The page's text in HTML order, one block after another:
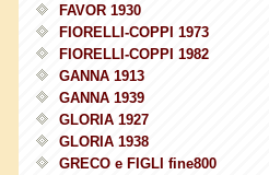
FAVOR 1930
FIORELLI-COPPI 1973
FIORELLI-COPPI 1982
GANNA 1913
GANNA 1939
GLORIA 1927
GLORIA 1938
GRECO e FIGLI fine800